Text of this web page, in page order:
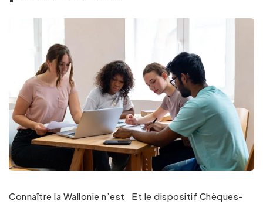
Connaître la Wallonie n’est
Et le dispositif Chèques-